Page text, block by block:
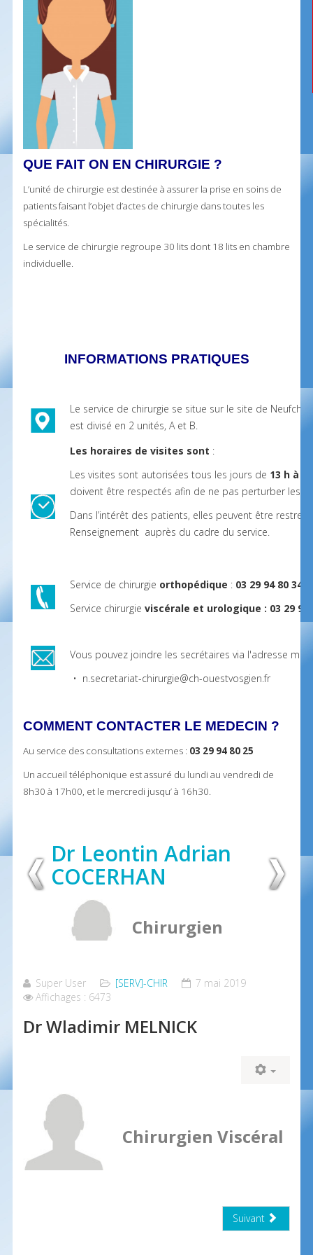
QUE FAIT ON EN CHIRURGIE ?
L’unité de chirurgie est destinée à assurer la prise en soins de
patients faisant l’objet d’actes de chirurgie dans toutes les
spécialités.
Le service de chirurgie regroupe 30 lits dont 18 lits en chambre
individuelle.
INFORMATIONS PRATIQUES
Le service de chirurgie se situe sur le site de
est divisé en 2 unités, A et B.
Les horaires de visites sont :
Les visites sont autorisées tous les jours de 13 h à
doivent être respectés afin de ne pas perturber les
Dans l’intérêt des patients, elles peuvent être
Renseignement auprès du cadre du service.
Service de chirurgie orthopédique : 03 29 94 80 34
Service chirurgie viscérale et urologique : 03 29 94
Vous pouvez joindre les secrétaires via l'adresse mail
• n.secretariat-chirurgie@ch-ouestvosgien.fr
COMMENT CONTACTER LE MEDECIN ?
Au service des consultations externes : 03 29 94 80 25
Un accueil téléphonique est assuré du lundi au vendredi de
8h30 à 17h00, et le mercredi jusqu’ à 16h30.
Dr Leontin Adrian
COCERHAN
Chirurgien
Super User [SERV]-CHIR
7 mai 2019
Affichages : 6473
Dr Wladimir MELNICK
Chirurgien Viscéral
Suivant